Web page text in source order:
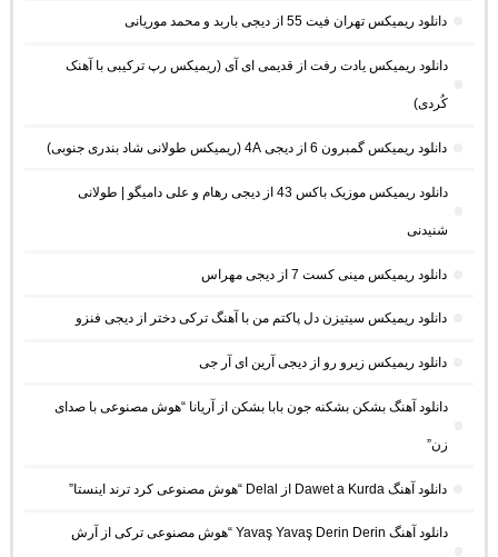
دانلود ریمیکس تهران فیت 55 از دیجی باربد و محمد موریانی
دانلود ریمیکس یادت رفت از قدیمی ای آی (ریمیکس رپ ترکیبی با آهنک
کُردی)
دانلود ریمیکس گمبرون 6 از دیجی 4A (ریمیکس طولانی شاد بندری جنوبی)
دانلود ریمیکس موزیک باکس 43 از دیجی رهام و علی دامیگو | طولانی
شنیدنی
دانلود ریمیکس مینی کست 7 از دیجی مهراس
دانلود ریمیکس سیتیزن دل پاکتم من با آهنگ ترکی دختر از دیجی فنزو
دانلود ریمیکس زیرو رو از دیجی آرین ای آر جی
دانلود آهنگ بشکن بشکنه جون بابا بشکن از آریانا “هوش مصنوعی با صدای
زن”
دانلود آهنگ Dawet a Kurda از Delal “هوش مصنوعی کرد ترند اینستا”
دانلود آهنگ Yavaş Yavaş Derin Derin “هوش مصنوعی ترکی از آرش